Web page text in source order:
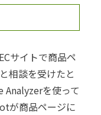
サイトで商品ペ
相談を受けたと
Analyzerを使って
が商品ページに